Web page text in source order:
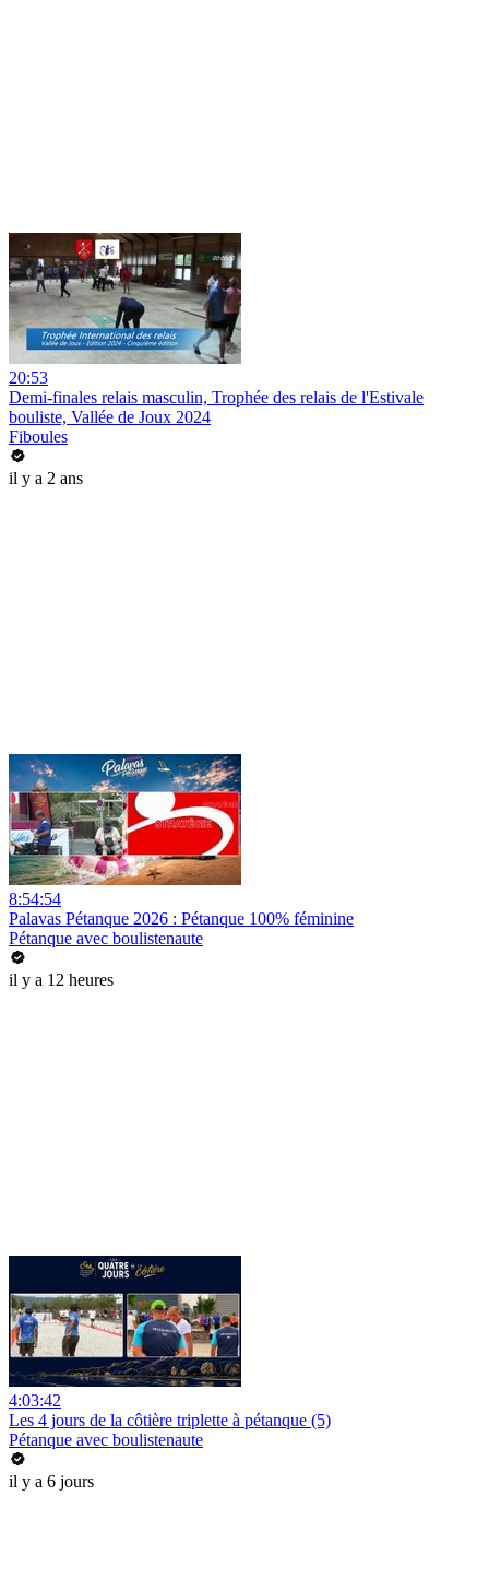
20:53
Demi-finales relais masculin, Trophée des relais de l'Estivale
bouliste, Vallée de Joux 2024
Fiboules
il y a 2 ans
8:54:54
Palavas Pétanque 2026 : Pétanque 100% féminine
Pétanque avec boulistenaute
il y a 12 heures
4:03:42
Les 4 jours de la côtière triplette à pétanque (5)
Pétanque avec boulistenaute
il y a 6 jours